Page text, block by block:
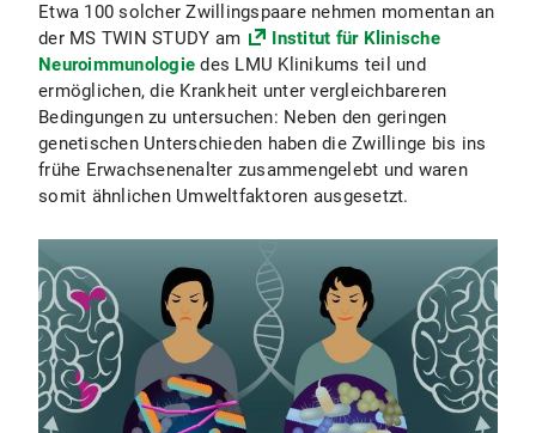
Etwa 100 solcher Zwillingspaare nehmen momentan an
der MS TWIN STUDY am
Institut für Klinische
Neuroimmunologie des LMU Klinikums teil und
ermöglichen, die Krankheit unter vergleichbareren
Bedingungen zu untersuchen: Neben den geringen
genetischen Unterschieden haben die Zwillinge bis ins
frühe Erwachsenenalter zusammengelebt und waren
somit ähnlichen Umweltfaktoren ausgesetzt.